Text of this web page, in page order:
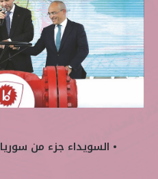
• السويداء جزء من سوريا